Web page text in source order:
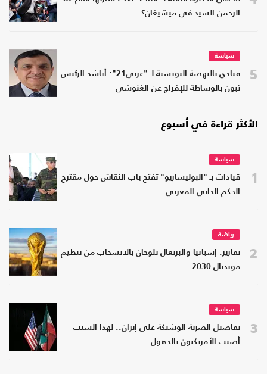
الرحمن السيد في ميشيغان؟
5
سياسة
قيادي بالنهضة التونسية لـ "عربي21": أناشد الرئيس
تبون بالوساطة للإفراج عن الغنوشي
الأكثر قراءة في أسبوع
1
سياسة
قيادات بـ "البوليساريو" تفتح باب النقاش حول مقترح
الحكم الذاتي المغربي
2
رياضة
تقارير: إسبانيا والبرتغال تلوحان بالانسحاب من تنظيم
مونديال 2030
3
سياسة
تفاصيل الضربة الوشيكة على إيران.. لهذا السبب
أصيب الأمريكيون بالذهول